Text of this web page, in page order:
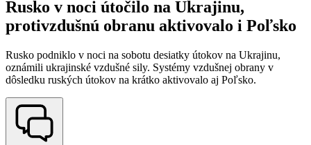
Rusko v noci útočilo na Ukrajinu,
protivzdušnú obranu aktivovalo i Poľsko
Rusko podniklo v noci na sobotu desiatky útokov na Ukrajinu,
oznámili ukrajinské vzdušné sily. Systémy vzdušnej obrany v
dôsledku ruských útokov na krátko aktivovalo aj Poľsko.